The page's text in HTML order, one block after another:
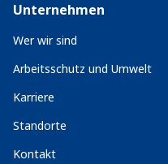
Unternehmen
Wer wir sind
Arbeitsschutz und Umwelt
Karriere
Standorte
Kontakt